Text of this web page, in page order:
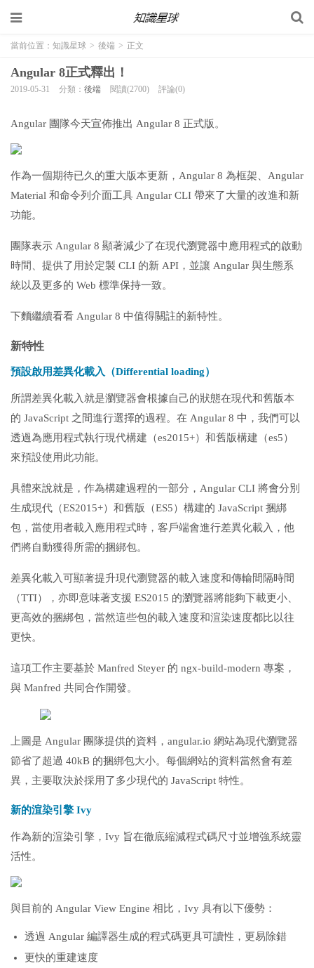
當前位置： 知識星球 > 後端 > 正文
Angular 8正式釋出！
2019-05-31 分類： 後端 閱讀(2700) 評論(0)
Angular 團隊今天宣佈推出 Angular 8 正式版。
作為一個期待已久的重大版本更新，Angular 8 為框架、Angular
Material 和命令列介面工具 Angular CLI 帶來了大量的改進和新
功能。
團隊表示 Angular 8 顯著減少了在現代瀏覽器中應用程式的啟動
時間、提供了用於定製 CLI 的新 API，並讓 Angular 與生態系
統以及更多的 Web 標準保持一致。
下麵繼續看看 Angular 8 中值得關註的新特性。
新特性
預設啟用差異化載入（Differential loading）
所謂差異化載入就是瀏覽器會根據自己的狀態在現代和舊版本
的 JavaScript 之間進行選擇的過程。在 Angular 8 中，我們可以
透過為應用程式執行現代構建（es2015+）和舊版構建（es5）
來預設使用此功能。
具體來說就是，作為構建過程的一部分，Angular CLI 將會分別
生成現代（ES2015+）和舊版（ES5）構建的 JavaScript 捆綁
包，當使用者載入應用程式時，客戶端會進行差異化載入，他
們將自動獲得所需的捆綁包。
差異化載入可顯著提升現代瀏覽器的載入速度和傳輸間隔時間
（TTI），亦即意味著支援 ES2015 的瀏覽器將能夠下載更小、
更高效的捆綁包，當然這些包的載入速度和渲染速度都比以往
更快。
這項工作主要基於 Manfred Steyer 的 ngx-build-modern 專案，
與 Manfred 共同合作開發。
上圖是 Angular 團隊提供的資料，angular.io 網站為現代瀏覽器
節省了超過 40kB 的捆綁包大小。每個網站的資料當然會有差
異，主要取決於採用了多少現代的 JavaScript 特性。
新的渲染引擎 Ivy
作為新的渲染引擎，Ivy 旨在徹底縮減程式碼尺寸並增強系統靈
活性。
與目前的 Angular View Engine 相比，Ivy 具有以下優勢：
透過 Angular 編譯器生成的程式碼更具可讀性，更易除錯
更快的重建速度